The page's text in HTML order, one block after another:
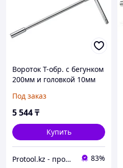
Вороток T-обр. c бегунком
200мм и головкой 10мм
(CTDA1031)
Под заказ
5 544₸
Купить
Protool.kz - продажа электроинструмента, ручные строительные и садовые инструменты 83%